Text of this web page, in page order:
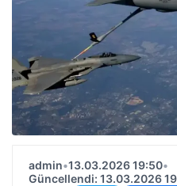
admin•13.03.2026 19:50•
Güncellendi: 13.03.2026